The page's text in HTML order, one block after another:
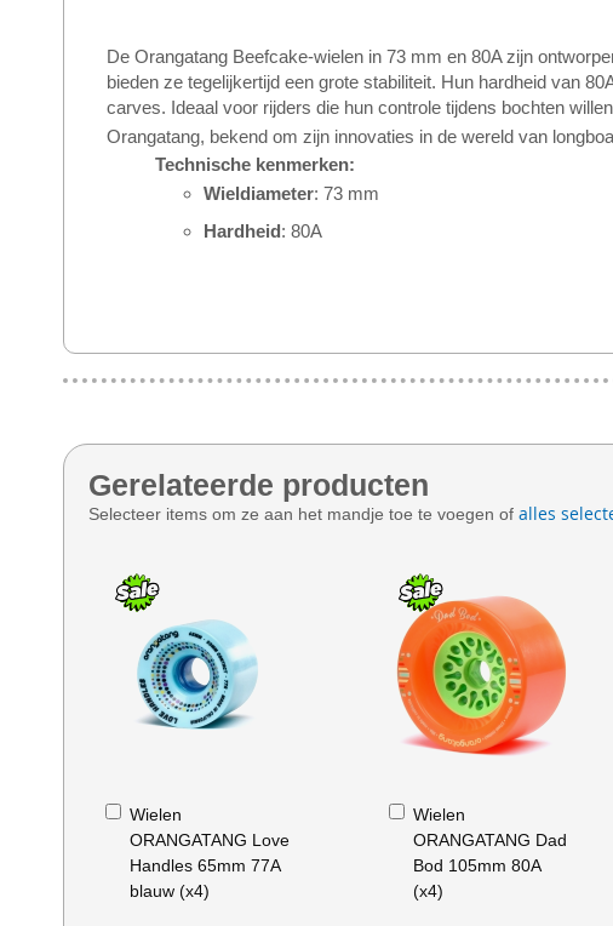
gallerijDe Orangatang Beefcake-wielen in 73 mm en 80A zijn
bieden ze tegelijkertijd een grote stabiliteit. Hun hardheid van
carves. Ideaal voor rijders die hun controle tijdens bochten
Orangatang, bekend om zijn innovaties in de wereld van
Technische kenmerken:
Wieldiameter: 73 mm
Hardheid: 80A
Gerelateerde producten
Selecteer items om ze aan het mandje toe te voegen of alles
Wielen
ORANGATANG Love
Handles 65mm 77A
blauw (x4)
In
Winkelwagen
Wielen
ORANGATANG Dad
Bod 105mm 80A
(x4)
In
Winkelwagen